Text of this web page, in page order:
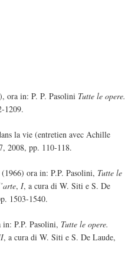
ora in: P. P. Pasolini Tutte le opere.
1209.
la vie (entretien avec Achille
2008, pp. 110-118.
ora in: P.P. Pasolini, Tutte le
, I, a cura di W. Siti e S. De
1503-1540.
P.P. Pasolini, Tutte le opere.
, a cura di W. Siti e S. De Laude,